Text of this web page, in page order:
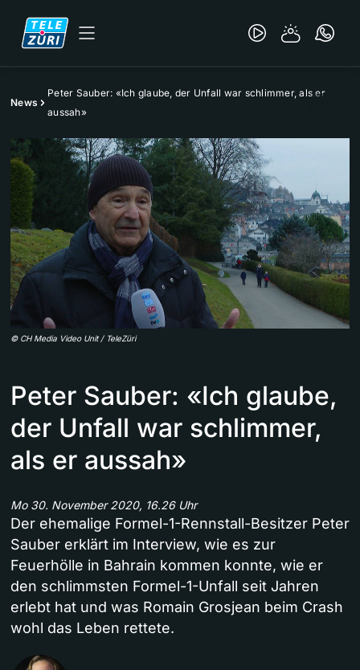
News
Peter Sauber: «Ich glaube, der Unfall war schlimmer, als er
aussah»
© CH Media Video Unit / TeleZüri
Peter Sauber: «Ich glaube,
der Unfall war schlimmer,
als er aussah»
Mo 30. November 2020, 16.26 Uhr
Der ehemalige Formel-1-Rennstall-Besitzer Peter
Sauber erklärt im Interview, wie es zur
Feuerhölle in Bahrain kommen konnte, wie er
den schlimmsten Formel-1-Unfall seit Jahren
erlebt hat und was Romain Grosjean beim Crash
wohl das Leben rettete.